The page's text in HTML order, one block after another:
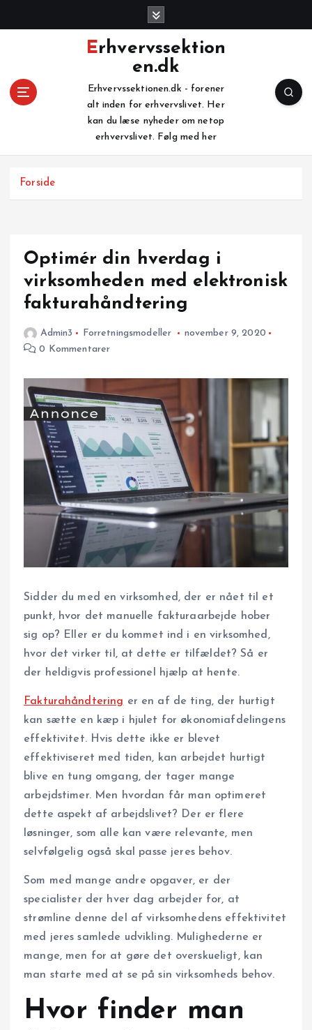
Erhvervssektion
en.dk
Erhvervssektionen.dk - forener
alt inden for erhvervslivet. Her
kan du læse nyheder om netop
erhvervslivet. Følg med her
Forside
Optimér din hverdag i
virksomheden med elektronisk
fakturahåndtering
Admin3 Forretningsmodeller
november 9, 2020
0 Kommentarer
Sidder du med en virksomhed, der er nået til et
punkt, hvor det manuelle fakturaarbejde hober
sig op? Eller er du kommet ind i en virksomhed,
hvor det virker til, at dette er tilfældet? Så er
der heldigvis professionel hjælp at hente.
Fakturahåndtering er en af de ting, der hurtigt
kan sætte en kæp i hjulet for økonomiafdelingens
effektivitet. Hvis dette ikke er blevet
effektiviseret med tiden, kan arbejdet hurtigt
blive en tung omgang, der tager mange
arbejdstimer. Men hvordan får man optimeret
dette aspekt af arbejdslivet? Der er flere
løsninger, som alle kan være relevante, men
selvfølgelig også skal passe jeres behov.
Som med mange andre opgaver, er der
specialister der hver dag arbejder for, at
strømline denne del af virksomhedens effektivitet
med jeres samlede udvikling. Mulighederne er
mange, men for at gøre det overskueligt, kan
man starte med at se på sin virksomheds behov.
Hvor finder man